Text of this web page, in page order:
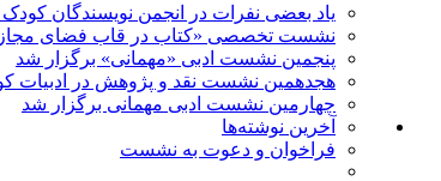
یاد بعضی نفرات در انجمن نویسندگان
نشست تخصصی «کتاب در قاب فضای
پنجمین نشست ادبی «مهمانی» برگزار شد
هجدهمین نشست نقد و پژوهش در ادبیات
چهارمین نشست ادبی مهمانی برگزار شد
آخرين‌ نوشته‌ها
فراخوان و دعوت به نشست